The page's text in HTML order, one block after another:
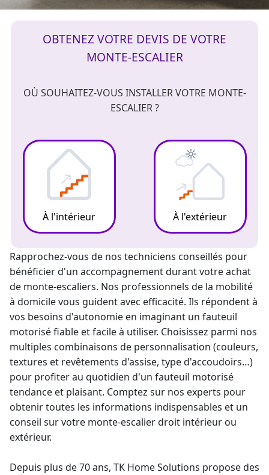
OBTENEZ VOTRE DEVIS DE VOTRE
MONTE-ESCALIER
OÙ SOUHAITEZ-VOUS INSTALLER VOTRE MONTE-
ESCALIER ?
À l'intérieur À l'extérieur
Rapprochez-vous de nos techniciens conseillés pour
bénéficier d'un accompagnement durant votre achat
de monte-escaliers. Nos professionnels de la mobilité
à domicile vous guident avec efficacité. Ils répondent à
vos besoins d'autonomie en imaginant un fauteuil
motorisé fiable et facile à utiliser. Choisissez parmi nos
multiples combinaisons de personnalisation (couleurs,
textures et revêtements d'assise, type d'accoudoirs…)
pour profiter au quotidien d'un fauteuil motorisé
tendance et plaisant. Comptez sur nos experts pour
obtenir toutes les informations indispensables et un
conseil sur votre monte-escalier droit intérieur ou
extérieur.
Depuis plus de 70 ans, TK Home Solutions propose des